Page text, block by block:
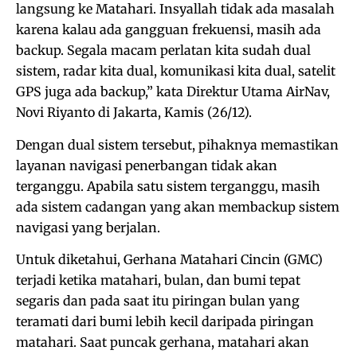
langsung ke Matahari. Insyallah tidak ada masalah
karena kalau ada gangguan frekuensi, masih ada
backup. Segala macam perlatan kita sudah dual
sistem, radar kita dual, komunikasi kita dual, satelit
GPS juga ada backup,” kata Direktur Utama AirNav,
Novi Riyanto di Jakarta, Kamis (26/12).
Dengan dual sistem tersebut, pihaknya memastikan
layanan navigasi penerbangan tidak akan
terganggu. Apabila satu sistem terganggu, masih
ada sistem cadangan yang akan membackup sistem
navigasi yang berjalan.
Untuk diketahui, Gerhana Matahari Cincin (GMC)
terjadi ketika matahari, bulan, dan bumi tepat
segaris dan pada saat itu piringan bulan yang
teramati dari bumi lebih kecil daripada piringan
matahari. Saat puncak gerhana, matahari akan